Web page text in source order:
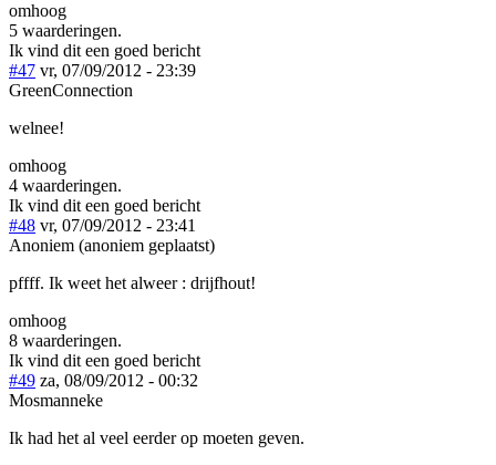
omhoog
5 waarderingen.
Ik vind dit een goed bericht
#47 vr, 07/09/2012 - 23:39
GreenConnection
welnee!
omhoog
4 waarderingen.
Ik vind dit een goed bericht
#48 vr, 07/09/2012 - 23:41
Anoniem (anoniem geplaatst)
pffff. Ik weet het alweer : drijfhout!
omhoog
8 waarderingen.
Ik vind dit een goed bericht
#49 za, 08/09/2012 - 00:32
Mosmanneke
Ik had het al veel eerder op moeten geven.